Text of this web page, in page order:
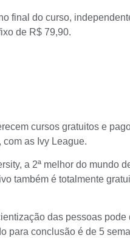
final do curso,
de R$ 79,90.
cursos gratuitos e
as Ivy League.
, a 2ª melhor do mundo
também é totalmente
das pessoas pode
para conclusão é de 5